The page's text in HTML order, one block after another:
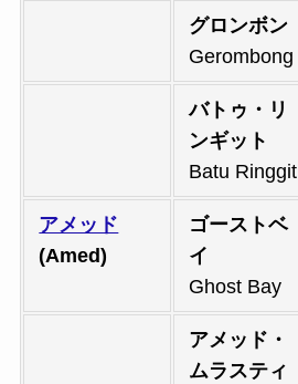
グロンボン
Gerombong
バトゥ・リ
ンギット
Batu Ringgit
アメッド
(Amed)
ゴーストベ
イ
Ghost Bay
アメッド・
ムラスティ